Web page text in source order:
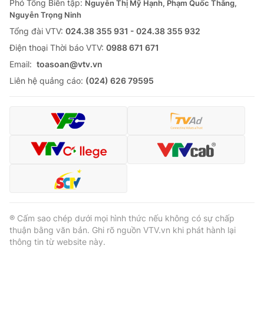
thuận bằng văn bản. Ghi rõ nguồn VTV.vn khi phát hành lại
thông tin từ website này.
Phó Tổng Biên tập: Nguyễn Thị Mỹ Hạnh, Phạm Quốc Thắng,
Nguyễn Trọng Ninh
Tổng đài VTV: 024.38 355 931 - 024.38 355 932
Ðiện thoại Thời báo VTV: 0988 671 671
Email: toasoan@vtv.vn
Liên hệ quảng cáo: (024) 626 79595
® Cấm sao chép dưới mọi hình thức nếu không có sự chấp
thuận bằng văn bản. Ghi rõ nguồn VTV.vn khi phát hành lại
thông tin từ website này.